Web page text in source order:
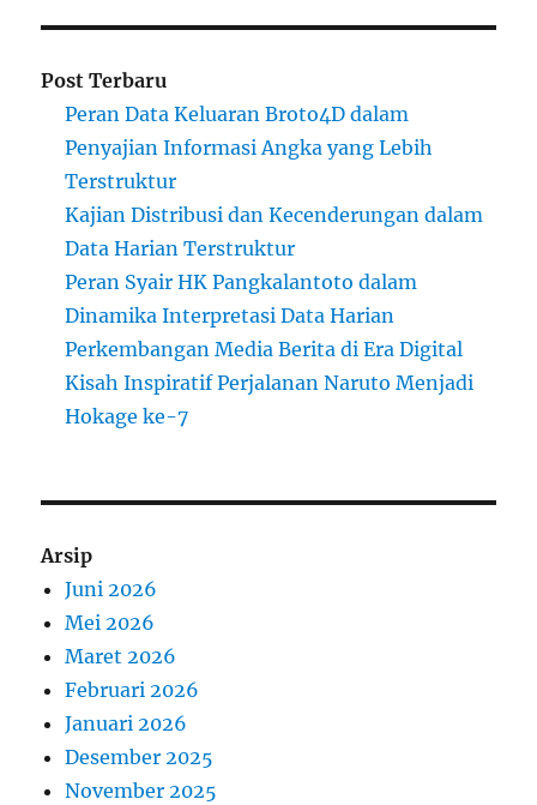
Post Terbaru
Peran Data Keluaran Broto4D dalam
Penyajian Informasi Angka yang Lebih
Terstruktur
Kajian Distribusi dan Kecenderungan dalam
Data Harian Terstruktur
Peran Syair HK Pangkalantoto dalam
Dinamika Interpretasi Data Harian
Perkembangan Media Berita di Era Digital
Kisah Inspiratif Perjalanan Naruto Menjadi
Hokage ke-7
Arsip
Juni 2026
Mei 2026
Maret 2026
Februari 2026
Januari 2026
Desember 2025
November 2025